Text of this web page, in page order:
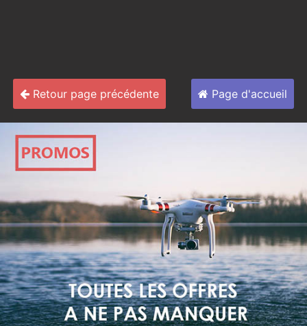
Retour page précédente Page d'accueil